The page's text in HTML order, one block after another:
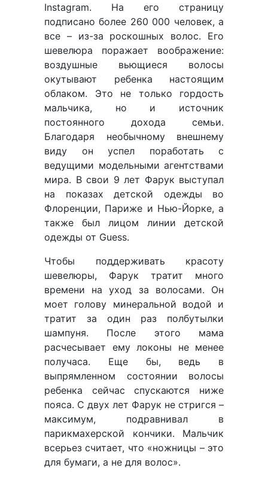
Instagram. На его страницу
подписано более 260 000 человек, а
все – из-за роскошных волос. Его
шевелюра поражает воображение:
воздушные вьющиеся волосы
окутывают ребенка настоящим
облаком. Это не только гордость
мальчика, но и источник
постоянного дохода семьи.
Благодаря необычному внешнему
виду он успел поработать с
ведущими модельными агентствами
мира. В свои 9 лет Фарук выступал
на показах детской одежды во
Флоренции, Париже и Нью-Йорке, а
также был лицом линии детской
одежды от Guess.
Чтобы поддерживать красоту
шевелюры, Фарук тратит много
времени на уход за волосами. Он
моет голову минеральной водой и
тратит за один раз полбутылки
шампуня. После этого мама
расчесывает ему локоны не менее
получаса. Еще бы, ведь в
выпрямленном состоянии волосы
ребенка сейчас спускаются ниже
пояса. С двух лет Фарук не стригся –
максимум, подравнивал в
парикмахерской кончики. Мальчик
всерьез считает, что «ножницы – это
для бумаги, а не для волос».